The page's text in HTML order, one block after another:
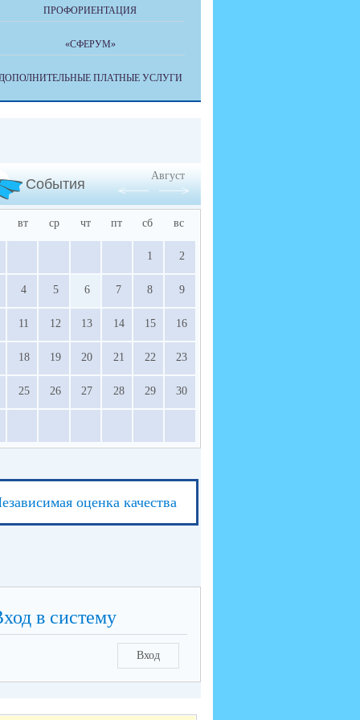
ПРОФОРИЕНТАЦИЯ
«СФЕРУМ»
ПЛАТНЫЕ УСЛУГИ
События
Август
вт ср чт пт сб вс
1 2
4 5 6 7 8 9
11 12 13 14 15 16
18 19 20 21 22 23
25 26 27 28 29 30
оценка качества
в систему
Вход